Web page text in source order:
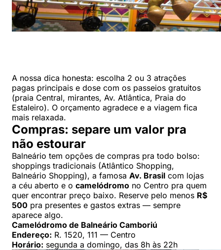
A nossa dica honesta: escolha 2 ou 3 atrações
pagas principais e dose com os passeios gratuitos
(praia Central, mirantes, Av. Atlântica, Praia do
Estaleiro). O orçamento agradece e a viagem fica
mais relaxada.
Compras: separe um valor pra
não estourar
Balneário tem opções de compras pra todo bolso:
shoppings tradicionais (Atlântico Shopping,
Balneário Shopping), a famosa Av. Brasil com lojas
a céu aberto e o camelódromo no Centro pra quem
quer encontrar preço baixo. Reserve pelo menos R$
500 pra presentes e gastos extras — sempre
aparece algo.
Camelódromo de Balneário Camboriú
Endereço: R. 1520, 111 — Centro
Horário: segunda a domingo, das 8h às 22h